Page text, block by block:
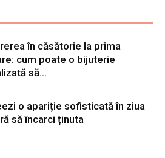
în căsătorie la prima
cum poate o bijuterie
să...
o apariție sofisticată în ziua
să încarci ținuta